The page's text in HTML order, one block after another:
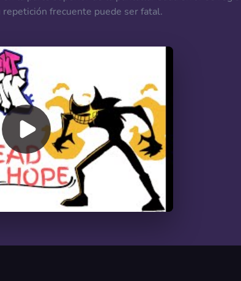
frecuente puede ser fatal.